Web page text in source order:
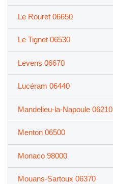
Le Rouret 06650
Le Tignet 06530
Levens 06670
Lucéram 06440
Mandelieu-la-Napoule 06210
Menton 06500
Monaco 98000
Mouans-Sartoux 06370